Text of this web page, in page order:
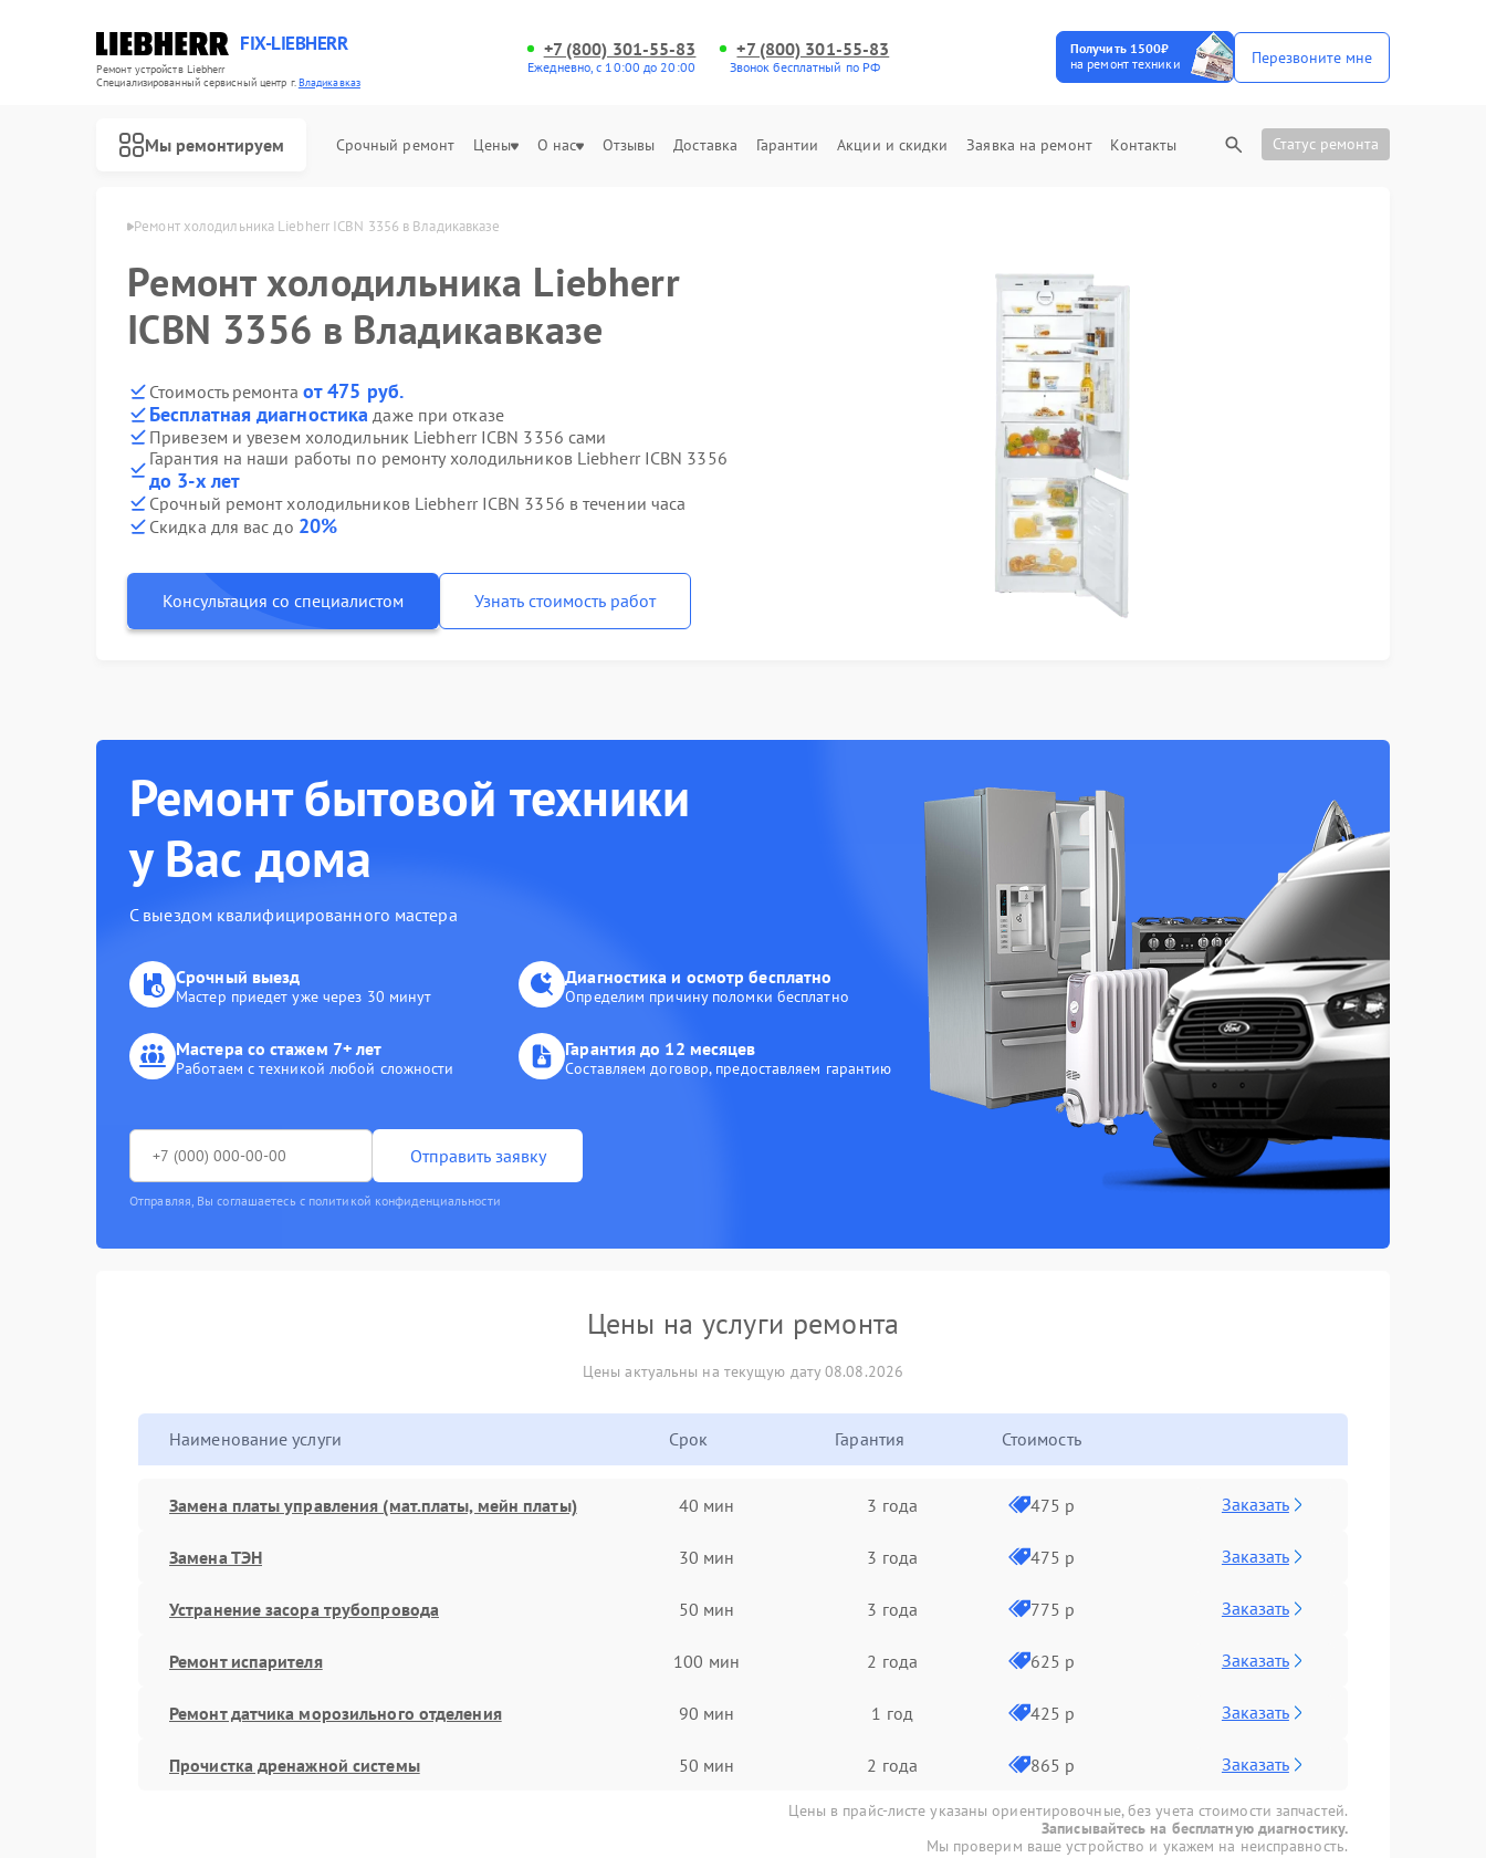
FIX-LIEBHERR
Ремонт устройств Liebherr
Специализированный cервисный центр г.Владикавказ
+7 (800) 301-55-83
Ежедневно, с 10:00 до 20:00
+7 (800) 301-55-83
Звонок бесплатный по РФ
Получить 1500₽
на ремонт техники
Перезвоните мне
Мы ремонтируем Срочный ремонт Цены О нас Отзывы Доставка Гарантии Акции и скидки Заявка на ремонт Контакты Статус ремонта
в Владикавказе Ремонт холодильника Liebherr ICBN 3356 в Владикавказе
Ремонт холодильника Liebherr
ICBN 3356 в Владикавказе
Стоимость ремонта от 475 руб.
Бесплатная диагностика даже при отказе
Привезем и увезем холодильник Liebherr ICBN 3356 сами
Гарантия на наши работы по ремонту холодильников Liebherr ICBN 3356
до 3-х лет
Срочный ремонт холодильников Liebherr ICBN 3356 в течении часа
Скидка для вас до 20%
Консультация со специалистом Узнать стоимость работ
Ремонт бытовой техники
у Вас дома
С выездом квалифицированного мастера
Срочный выезд
Мастер приедет уже через 30 минут
Диагностика и осмотр бесплатно
Определим причину поломки бесплатно
Мастера со стажем 7+ лет
Работаем с техникой любой сложности
Гарантия до 12 месяцев
Составляем договор, предоставляем гарантию
Отправить заявку
Отправляя, Вы соглашаетесь с политикой конфиденциальности
Цены на услуги ремонта
Цены актуальны на текущую дату 08.08.2026
Наименование услуги Срок Гарантия Стоимость
Замена платы управления (мат.платы, мейн платы) 40 мин 3 года 475 р Заказать
Замена ТЭН 30 мин 3 года 475 р Заказать
Устранение засора трубопровода 50 мин 3 года 775 р Заказать
Ремонт испарителя 100 мин 2 года 625 р Заказать
Ремонт датчика морозильного отделения 90 мин 1 год 425 р Заказать
Прочистка дренажной системы 50 мин 2 года 865 р Заказать
Цены в прайс-листе указаны ориентировочные, без учета стоимости запчастей.
Записывайтесь на бесплатную диагностику.
Мы проверим ваше устройство и укажем на неисправность.